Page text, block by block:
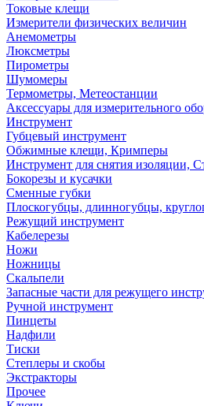
Токовые клещи
Измерители физических величин
Анемометры
Люксметры
Пирометры
Шумомеры
Термометры, Метеостанции
Аксессуары для измерительного
Инструмент
Губцевый инструмент
Обжимные клещи, Кримперы
Инструмент для снятия изоляции,
Бокорезы и кусачки
Сменные губки
Плоскогубцы, длинногубцы,
Режущий инструмент
Кабелерезы
Ножи
Ножницы
Скальпели
Запасные части для режущего
Ручной инструмент
Пинцеты
Надфили
Тиски
Степлеры и скобы
Экстракторы
Прочее